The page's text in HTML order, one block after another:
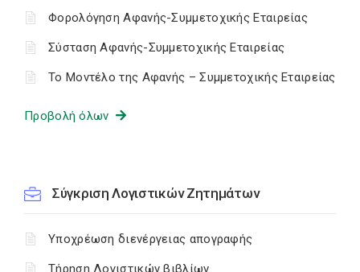
Φορολόγηση Αφανής-Συμμετοχικής Εταιρείας
Σύσταση Αφανής-Συμμετοχικής Εταιρείας
Το Μοντέλο της Αφανής – Συμμετοχικής Εταιρείας
Προβολή όλων
Σύγκριση Λογιστικών Ζητημάτων
Υποχρέωση διενέργειας απογραφής
Τήρηση Λογιστικών βιβλίων